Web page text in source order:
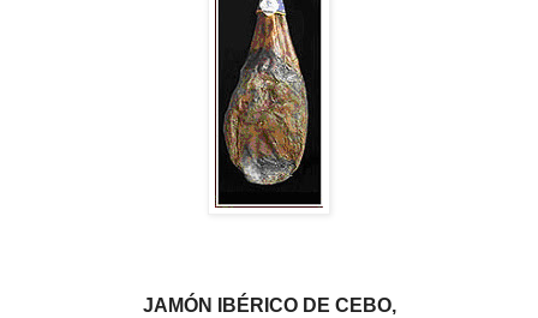
JAMÓN IBÉRICO DE CEBO,